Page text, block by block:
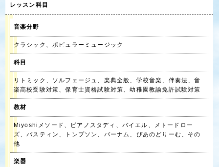
レッスン科目
音楽分野
クラシック、ポピュラーミュージック
科目
リトミック、ソルフェージュ、楽典全般、学校音楽、伴奏法、音
楽高校受験対策、保育士資格試験対策、幼稚園教諭免許試験対策
教材
Miyoshiメソード、ピアノスタディ、バイエル、メトードロー
ズ、バスティン、トンプソン、バーナム、ぴあのどりーむ、その
他
楽器